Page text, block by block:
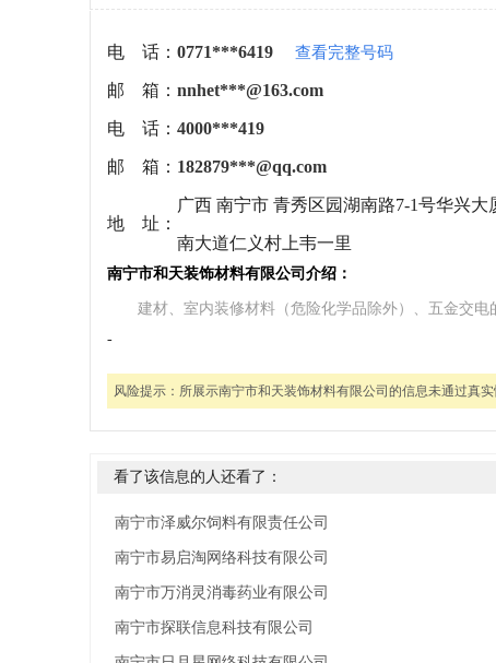
电 话： 0771***6419 查看完整号码
邮 箱： nnhet***@163.com
电 话： 4000***419
邮 箱： 182879***@qq.com
地 址：
广西 南宁市 青秀区园湖南路7-1号华兴大
南大道仁义村上韦一里
南宁市和天装饰材料有限公司介绍：
建材、室内装修材料（危险化学品除外）、五金交电
-
风险提示： 所展示南宁市和天装饰材料有限公司的信息未通过真
看了该信息的人还看了：
南宁市泽威尔饲料有限责任公司
南宁市易启淘网络科技有限公司
南宁市万消灵消毒药业有限公司
南宁市探联信息科技有限公司